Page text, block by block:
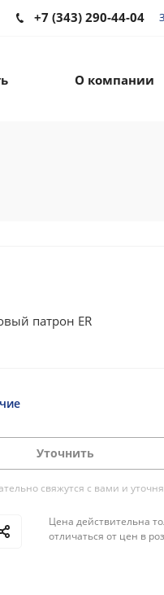
+7 (343) 290-44-04
О компании
патрон ER
Уточнить
свяжутся с вами и
Цена действительна
отличаться от цен в